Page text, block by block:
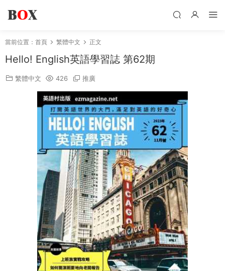
當前位置： 首頁 繁體中文 正文
Hello! English英語學習誌 第62期
繁體中文 426 推廣